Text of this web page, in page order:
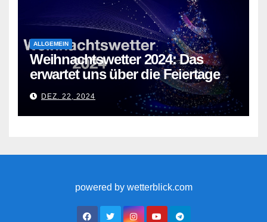
ALLGEMEIN
Weihnachtswetter 2024: Das
erwartet uns über die Feiertage
DEZ. 22, 2024
powered by wetterblick.com